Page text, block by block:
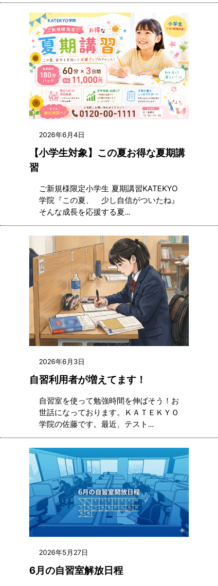
2026年6月4日
【小学生対象】この夏お得な夏期講
習
ご新規様限定小学生 夏期講習KATEKYO
学院『この夏、 少し自信がついたね』
そんな成長を応援する夏...
2026年6月3日
自習利用者が増えてます！
自習室を使って勉強時間を伸ばそう！お
世話になっております。ＫＡＴＥＫＹＯ
学院の佐藤です。最近、テスト...
2026年5月27日
6月の自習室解放日程